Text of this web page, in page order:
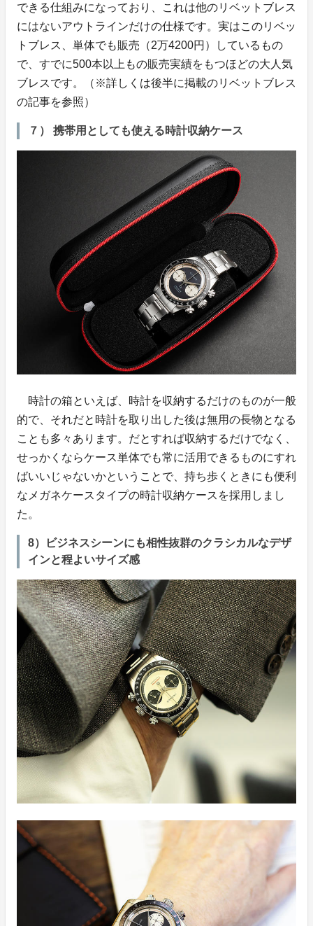
できる仕組みになっており、これは他のリベットブレス
にはないアウトラインだけの仕様です。実はこのリベッ
トブレス、単体でも販売（2万4200円）しているもの
で、すでに500本以上もの販売実績をもつほどの大人気
ブレスです。（※詳しくは後半に掲載のリベットブレス
の記事を参照）
７） 携帯用としても使える時計収納ケース
時計の箱といえば、時計を収納するだけのものが一般
的で、それだと時計を取り出した後は無用の長物となる
ことも多々あります。だとすれば収納するだけでなく、
せっかくならケース単体でも常に活用できるものにすれ
ばいいじゃないかということで、持ち歩くときにも便利
なメガネケースタイプの時計収納ケースを採用しまし
た。
8）ビジネスシーンにも相性抜群のクラシカルなデザ
インと程よいサイズ感